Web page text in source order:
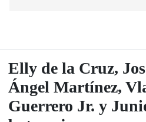
Elly de la Cruz,
Ángel Martínez,
Guerrero Jr. y